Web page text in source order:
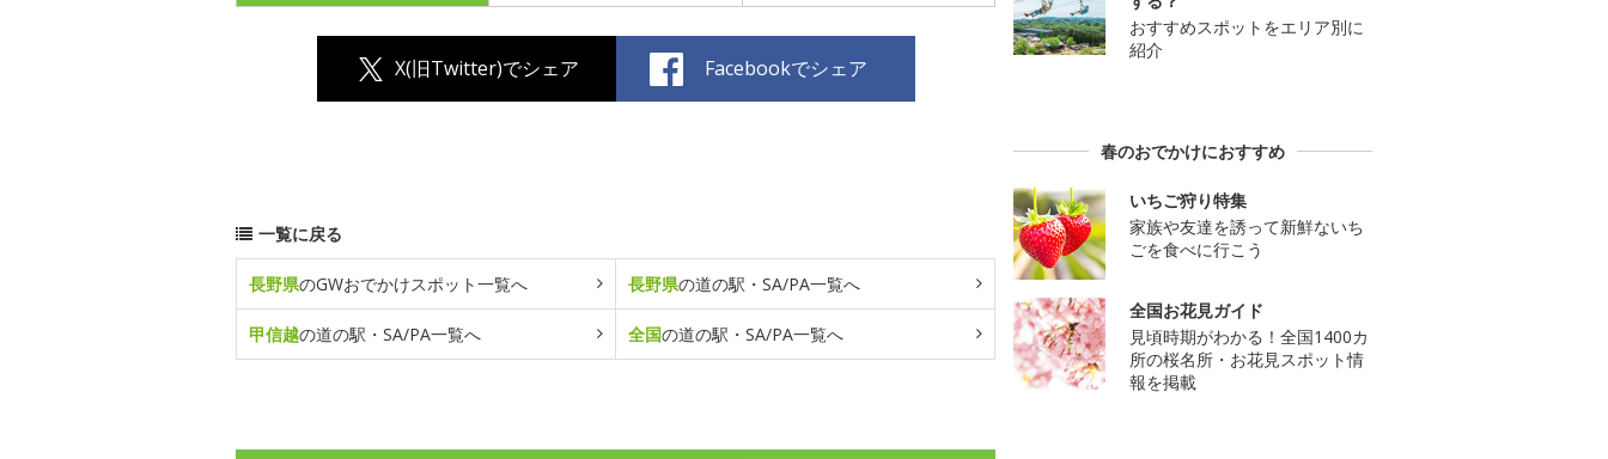
X(旧Twitter)でシェア Facebookでシェア
一覧に戻る
長野県のGWおでかけスポット一覧へ 長野県の道の駅・SA/PA一覧へ
甲信越の道の駅・SA/PA一覧へ 全国の道の駅・SA/PA一覧へ
おすすめスポットをエリア別に
紹介
春のおでかけにおすすめ
いちご狩り特集
家族や友達を誘って新鮮ないち
ごを食べに行こう
全国お花見ガイド
見頃時期がわかる！全国1400カ
所の桜名所・お花見スポット情
報を掲載